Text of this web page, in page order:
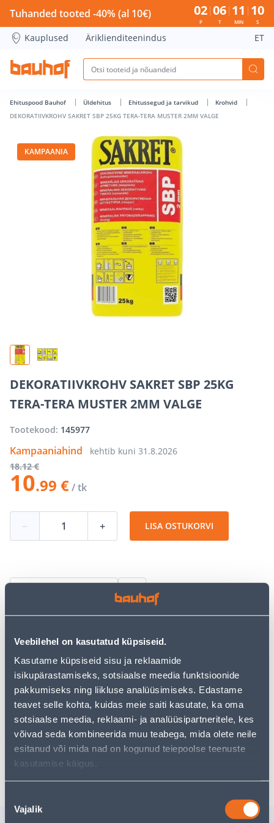
Veebilehel on kasutatud küpsiseid.
Kasutame küpsiseid sisu ja reklaamide
isikupärastamiseks, sotsiaalse meedia funktsioonide
pakkumiseks ning liikluse analüüsimiseks. Edastame
teavet selle kohta, kuidas meie saiti kasutate, ka oma
sotsiaalse meedia, reklaami- ja analüüsipartneritele, kes
võivad seda kombineerida muu teabega, mida olete neile
esitanud või mida nad on kogunud teiepoolse teenuste
kasutamise käigus.
valik
Vajalik
DEKORATIIVKROHV SAKRET SBP 25KG TERA-TERA
Tuhanded tooted -40% (al 10€) 02
P
06
T
11
MIN
09
S
Kauplused Äriklienditeenindus ET
Ehituspood Bauhof Üldehitus Ehitussegud ja tarvikud
Krohvid
DEKORATIIVKROHV SAKRET SBP 25KG TERA-TERA MUSTER 2MM VALGE
KAMPAANIA
DEKORATIIVKROHV SAKRET SBP 25KG
TERA-TERA MUSTER 2MM VALGE
Tootekood: 145977
Kampaaniahind kehtib kuni 31.8.2026
18.12 €
10.99 €/ tk
− + LISA OSTUKORVI
dekoratiivkrohv.
• Tera suurus on 2 mm.
• Kasutatav nii mineraalvilla kui EPS-iga soojustatavate
fassaadide viimistluskrohviks; sise- ja välistöödeks
• 14-päevane tagastusõigus.
Poest kätte, alates 08.08.2026
Eeldatav kojuvedu al. 16,90 € al. 2-5 tööpäeva